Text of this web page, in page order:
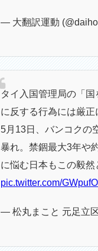
— 大翻訳運動
タイ入国管理局の「
に反する行為には厳正
5月13日、バンコクの
暴れ。禁錮最大3年や
に悩む日本もこの毅然
pic.twitter.com/
— 松丸まこと 元足立